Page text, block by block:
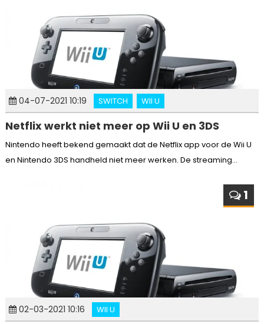
04-07-2021 10:19 SWITCH WII U
Netflix werkt niet meer op Wii U en 3DS
Nintendo heeft bekend gemaakt dat de Netflix app voor de Wii U
en Nintendo 3DS handheld niet meer werken. De streaming...
1
02-03-2021 10:16 WII U